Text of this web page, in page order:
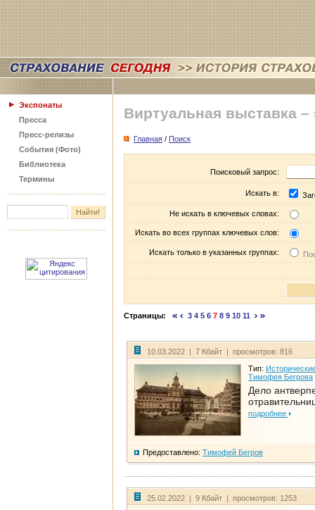
Экспонаты
Пресса
Пресс-релизы
События (Фото)
Библиотека
Термины
Виртуальная выставка –
Главная / Поиск
Поисковый запрос:
Искать в:
Не искать в ключевых словах:
Искать во всех группах ключевых слов:
Искать только в указанных группах:
Страницы: 3 4 5 6 7 8 9 10 11
10.03.2022 | 7 Кбайт | просмотров: 816
Тип:
Тимофея Бегрова
Дело
подробнее
Предоставлено: Тимофей Бегров
25.02.2022 | 9 Кбайт | просмотров: 1253